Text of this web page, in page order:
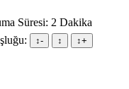
Süresi: 2 Dakika
↕︎- ↕︎ ↕︎+